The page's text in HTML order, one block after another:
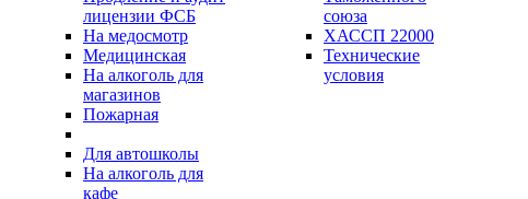
лицензии ФСБ
На медосмотр
Медицинская
На алкоголь для
магазинов
Пожарная
Для автошколы
На алкоголь для
кафе
союза
ХАССП 22000
Технические
условия